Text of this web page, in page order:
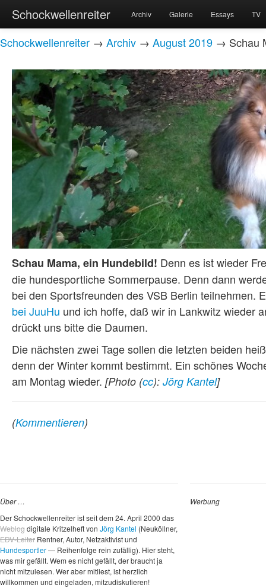
Schockwellenreiter Archiv Galerie Essays TV
Schockwellenreiter → Archiv → August 2019 → Schau
Schau Mama, ein Hundebild! Denn es ist wieder
die hundesportliche Sommerpause. Denn dann
bei den Sportsfreunden des VSB Berlin teilnehmen.
bei JuuHu und ich hoffe, daß wir in Lankwitz wieder
drückt uns bitte die Daumen.
Die nächsten zwei Tage sollen die letzten beiden
denn der Winter kommt bestimmt. Ein schönes
am Montag wieder. [Photo (cc): Jörg Kantel]
(Kommentieren)
Über …
Der Schockwellenreiter ist seit dem 24. April 2000 das
Weblogdigitale Kritzelheft von Jörg Kantel (Neuköllner,
EDV-Leiter Rentner, Autor, Netzaktivist und
Hundesportler— Reihenfolge rein zufällig). Hier steht,
was mir gefällt. Wem es nicht gefällt, der braucht ja
nicht mitzulesen. Wer aber mitliest, ist herzlich
willkommen und eingeladen, mitzudiskutieren!
Werbung